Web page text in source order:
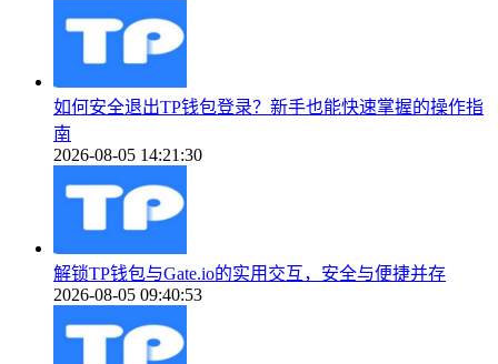
如何安全退出TP钱包登录？新手也能快速掌握的操作指
南
2026-08-05 14:21:30
解锁TP钱包与Gate.io的实用交互，安全与便捷并存
2026-08-05 09:40:53